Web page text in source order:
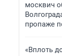
москвич
пропаже
«Вплоть